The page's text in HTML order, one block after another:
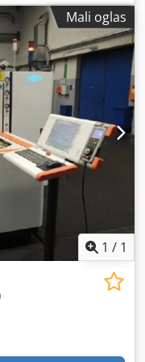
Napravi: MAHO
1000 mm Držač
+/- . Nagib stola i
sa 3 ose - Univerzalni
milina glava
autom. Quill feedovi
- Centralno
je otvorena za
za momentalnu
problema.
Mali oglas
1 / 1